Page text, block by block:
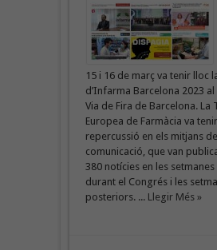
15 i 16 de març va tenir lloc
d’Infarma Barcelona 2023
Via de Fira de Barcelona. La
Europea de Farmàcia va
repercussió en els mitjans de
comunicació, que van
380 notícies en les setmanes
durant el Congrés i les
posteriors. ... Llegir Més »